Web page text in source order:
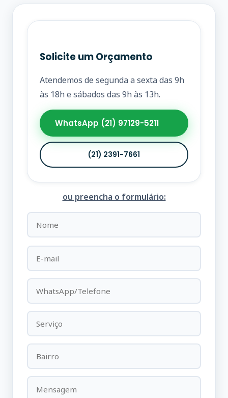
Solicite um Orçamento
Atendemos de segunda a sexta das 9h
às 18h e sábados das 9h às 13h.
WhatsApp (21) 97129-5211
(21) 2391-7661
ou preencha o formulário: